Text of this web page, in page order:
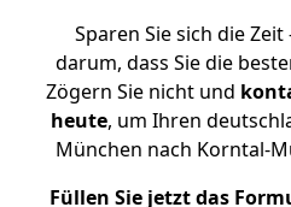
Sparen Sie sich die
darum, dass Sie die
Zögern Sie nicht und
heute, um Ihren
München nach Korntal-
Füllen Sie jetzt das